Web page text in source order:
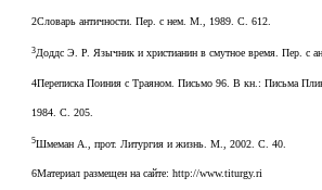
2Словарь античности. Пер. с нем. М., 1989. С. 612.
3Доддс Э. Р. Язычник и христианин в смутное время. Пер. с
4Переписка Поиния с Траяном. Письмо 96. В кн.: Письма
1984. С. 205.
5Шмеман А., прот. Литургия и жизнь. М., 2002. С. 40.
6Материал размещен на сайте: http://www.titurgy.ri